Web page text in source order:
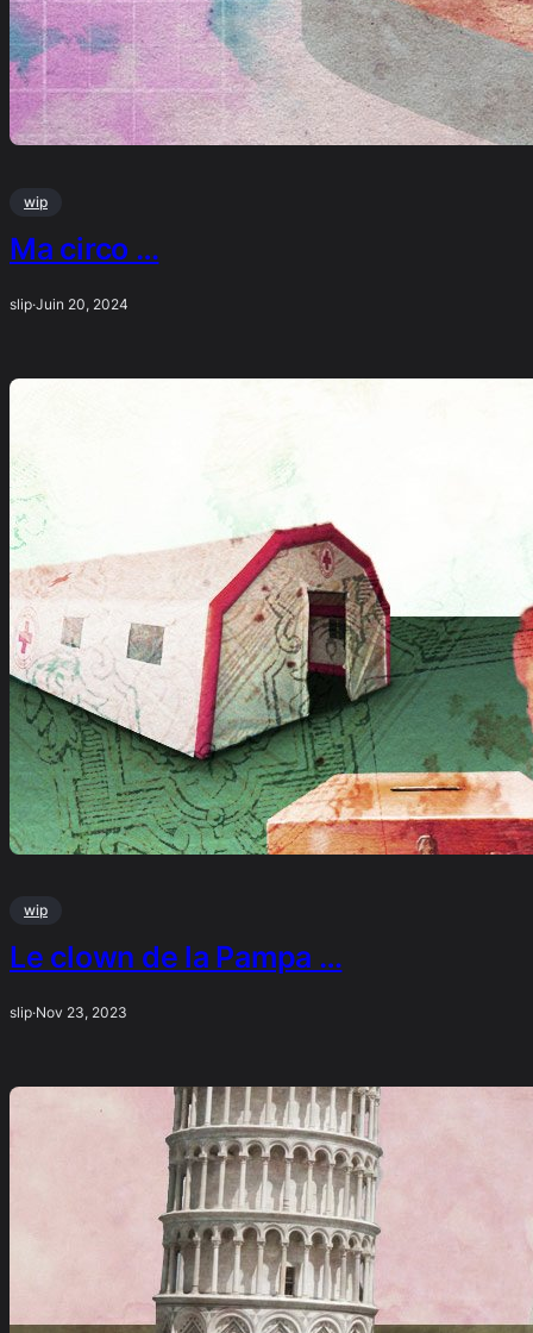
wip
Ma circo …
slip·Juin 20, 2024
wip
Le clown de la Pampa …
slip·Nov 23, 2023